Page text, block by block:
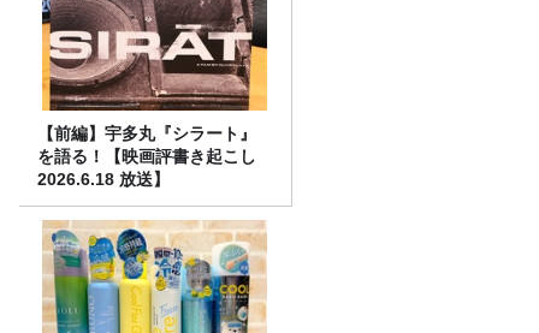
【前編】宇多丸『シラート』
を語る！【映画評書き起こし
2026.6.18 放送】